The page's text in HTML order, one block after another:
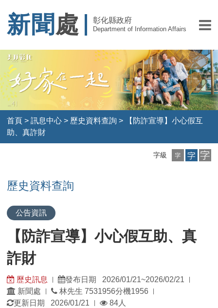
新聞 處 彰化縣政府
Department of Information Affairs
首頁 >訊息中心 > 歷史資料查詢 >
【防詐宣導】小心假互
助、真詐財
字級
小
字
中
字
大
字
歷史資料查詢
公告資訊
【防詐宣導】小心假互助、真
詐財
歷史訊息 | 發布日期 2026/01/21~2026/02/21 |
發
佈
新聞處 |
發
佈
林先生 7531956分機1956 |
更新日期 2026/01/21 |
瀏
84人